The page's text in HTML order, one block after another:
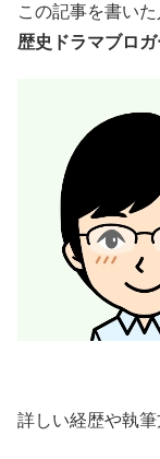
この記事を書いた
歴史ドラマブロ
詳しい経歴や執筆